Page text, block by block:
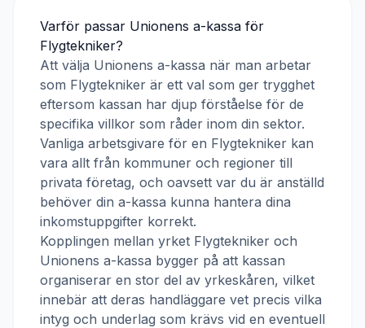
Varför passar Unionens a-kassa för
Flygtekniker?
Att välja Unionens a-kassa när man arbetar
som Flygtekniker är ett val som ger trygghet
eftersom kassan har djup förståelse för de
specifika villkor som råder inom din sektor.
Vanliga arbetsgivare för en Flygtekniker kan
vara allt från kommuner och regioner till
privata företag, och oavsett var du är anställd
behöver din a-kassa kunna hantera dina
inkomstuppgifter korrekt.
Kopplingen mellan yrket Flygtekniker och
Unionens a-kassa bygger på att kassan
organiserar en stor del av yrkeskåren, vilket
innebär att deras handläggare vet precis vilka
intyg och underlag som krävs vid en eventuell